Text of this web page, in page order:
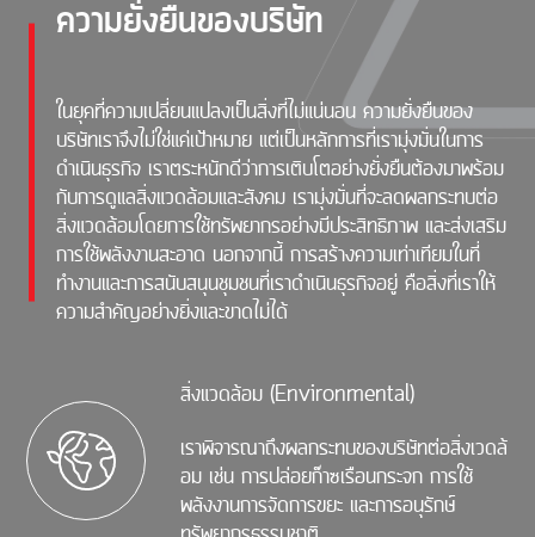
ความยั่งยืนของบริษัท
ในยุคที่ความเปลี่ยนแปลงเป็นสิ่งที่ไม่แน่นอน ความยั่งยืนของ
บริษัทเราจึงไม่ใช่แค่เป้าหมาย แต่เป็นหลักการที่เรามุ่งมั่นในการ
ดำเนินธุรกิจ เราตระหนักดีว่าการเติบโตอย่างยั่งยืนต้องมาพร้อม
กับการดูแลสิ่งแวดล้อมและสังคม เรามุ่งมั่นที่จะลดผลกระทบต่อ
สิ่งแวดล้อมโดยการใช้ทรัพยากรอย่างมีประสิทธิภาพ และส่งเสริม
การใช้พลังงานสะอาด นอกจากนี้ การสร้างความเท่าเทียมในที่
ทำงานและการสนับสนุนชุมชนที่เราดำเนินธุรกิจอยู่ คือสิ่งที่เราให้
ความสำคัญอย่างยิ่งและขาดไม่ได้
สิ่งแวดล้อม (Environmental)
เราพิจารณาถึงผลกระทบของบริษัทต่อสิ่งเวดล้
อม เช่น การปล่อยก๊าซเรือนกระจก การใช้
พลังงานการจัดการขยะ และการอนุรักษ์